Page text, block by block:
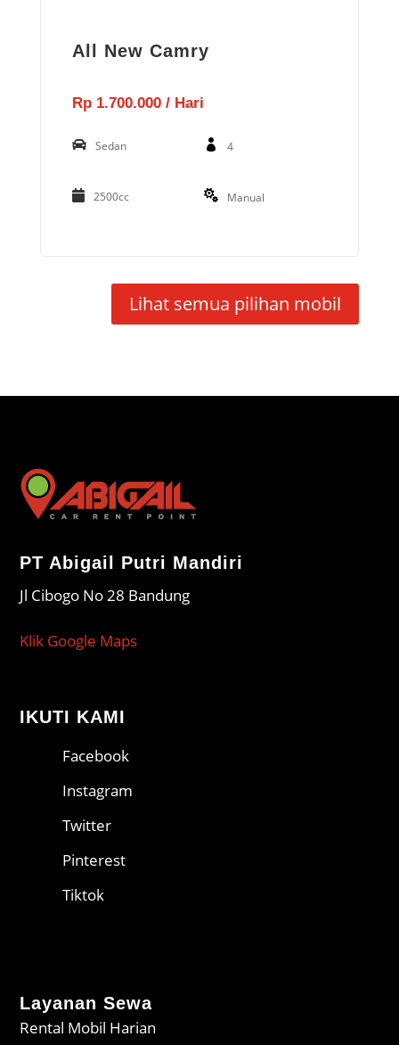
All New Camry
Rp 1.700.000 / Hari
Sedan 4
2500cc Manual
Lihat semua pilihan mobil
PT Abigail Putri Mandiri
Jl Cibogo No 28 Bandung
Klik Google Maps
IKUTI KAMI
Facebook
Instagram
Twitter
Pinterest
Tiktok
Layanan Sewa
Rental Mobil Harian